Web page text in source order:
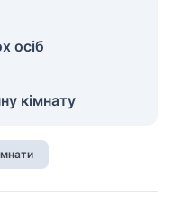
осіб
кімнату